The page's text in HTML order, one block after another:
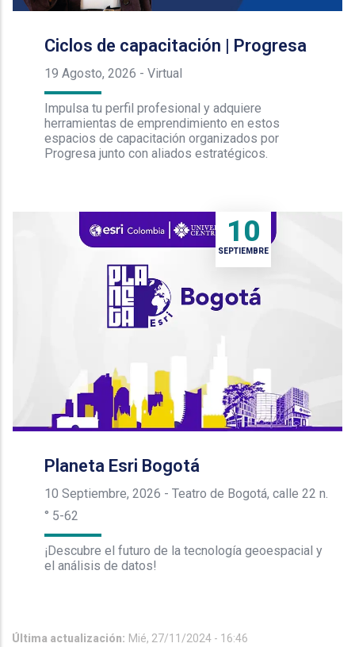
Ciclos de capacitación | Progresa
19 Agosto, 2026 - Virtual
Impulsa tu perfil profesional y adquiere
herramientas de emprendimiento en estos
espacios de capacitación organizados por
Progresa junto con aliados estratégicos.
10
SEPTIEMBRE
Planeta Esri Bogotá
10 Septiembre, 2026 - Teatro de Bogotá, calle 22 n.
° 5-62
¡Descubre el futuro de la tecnología geoespacial y
el análisis de datos!
Última actualización: Mié, 27/11/2024 - 16:46